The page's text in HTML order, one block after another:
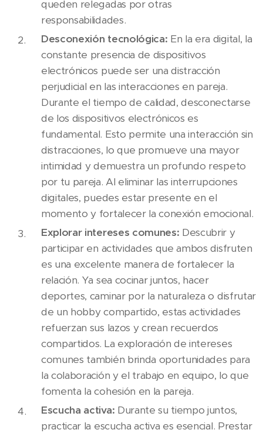
queden relegadas por otras
responsabilidades.
Desconexión tecnológica: En la era digital, la
constante presencia de dispositivos
electrónicos puede ser una distracción
perjudicial en las interacciones en pareja.
Durante el tiempo de calidad, desconectarse
de los dispositivos electrónicos es
fundamental. Esto permite una interacción sin
distracciones, lo que promueve una mayor
intimidad y demuestra un profundo respeto
por tu pareja. Al eliminar las interrupciones
digitales, puedes estar presente en el
momento y fortalecer la conexión emocional.
Explorar intereses comunes: Descubrir y
participar en actividades que ambos disfruten
es una excelente manera de fortalecer la
relación. Ya sea cocinar juntos, hacer
deportes, caminar por la naturaleza o disfrutar
de un hobby compartido, estas actividades
refuerzan sus lazos y crean recuerdos
compartidos. La exploración de intereses
comunes también brinda oportunidades para
la colaboración y el trabajo en equipo, lo que
fomenta la cohesión en la pareja.
Escucha activa: Durante su tiempo juntos,
practicar la escucha activa es esencial. Prestar